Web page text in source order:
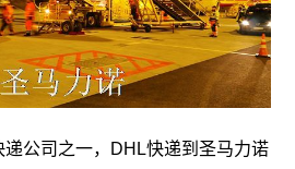
公司之一，DHL快递到圣马力诺